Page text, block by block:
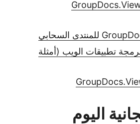
تطبيقات الويب (أمثلة
اليوم